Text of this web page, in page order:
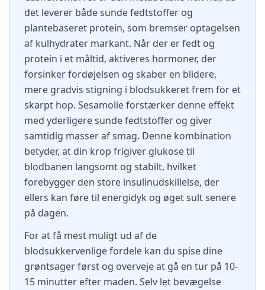
det leverer både sunde fedtstoffer og
plantebaseret protein, som bremser optagelsen
af kulhydrater markant. Når der er fedt og
protein i et måltid, aktiveres hormoner, der
forsinker fordøjelsen og skaber en blidere,
mere gradvis stigning i blodsukkeret frem for et
skarpt hop. Sesamolie forstærker denne effekt
med yderligere sunde fedtstoffer og giver
samtidig masser af smag. Denne kombination
betyder, at din krop frigiver glukose til
blodbanen langsomt og stabilt, hvilket
forebygger den store insulinudskillelse, der
ellers kan føre til energidyk og øget sult senere
på dagen.
For at få mest muligt ud af de
blodsukkervenlige fordele kan du spise dine
grøntsager først og overveje at gå en tur på 10-
15 minutter efter maden. Selv let bevægelse